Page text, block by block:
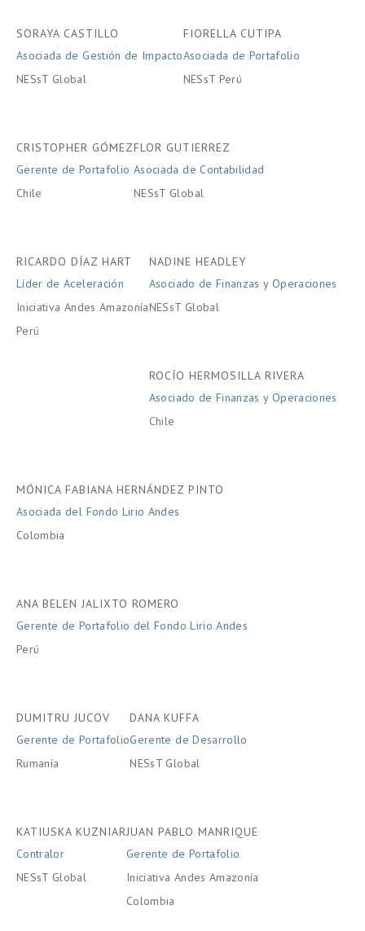
SORAYA CASTILLO
Asociada de Gestión de Impacto
NESsT Global
FIORELLA CUTIPA
Asociada de Portafolio
NESsT Perú
CRISTOPHER GÓMEZ
Gerente de Portafolio
Chile
FLOR GUTIERREZ
Asociada de Contabilidad
NESsT Global
RICARDO DÍAZ HART
Líder de Aceleración
Iniciativa Andes Amazonía
Perú
NADINE HEADLEY
Asociado de Finanzas y Operaciones
NESsT Global
ROCÍO HERMOSILLA RIVERA
Asociado de Finanzas y Operaciones
Chile
MÓNICA FABIANA HERNÁNDEZ PINTO
Asociada del Fondo Lirio Andes
Colombia
ANA BELEN JALIXTO ROMERO
Gerente de Portafolio del Fondo Lirio Andes
Perú
DUMITRU JUCOV
Gerente de Portafolio
Rumanía
DANA KUFFA
Gerente de Desarrollo
NESsT Global
KATIUSKA KUZNIAR
Contralor
NESsT Global
JUAN PABLO MANRIQUE
Gerente de Portafolio
Iniciativa Andes Amazonía
Colombia